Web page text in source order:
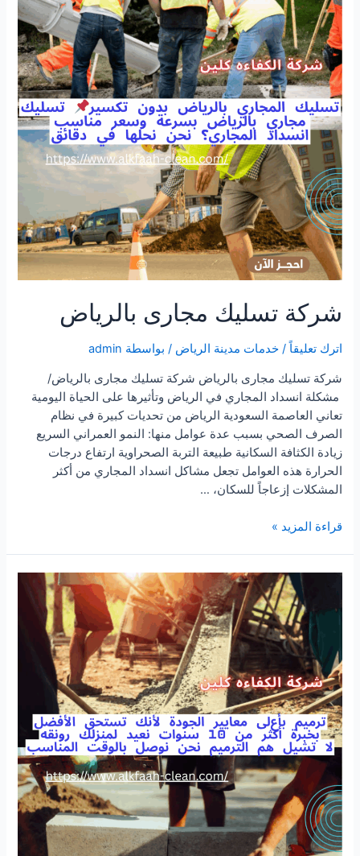
شركة تسليك مجارى بالرياض
اترك تعليقاً /خدمات مدينة الرياض / بواسطة admin
شركة تسليك مجارى بالرياض شركة تسليك مجارى بالرياض/
مشكلة انسداد المجاري في الرياض وتأثيرها على الحياة اليومية
تعاني العاصمة السعودية الرياض من تحديات كبيرة في نظام
الصرف الصحي بسبب عدة عوامل منها: النمو العمراني السريع
زيادة الكثافة السكانية طبيعة التربة الصحراوية ارتفاع درجات
الحرارة هذه العوامل تجعل مشاكل انسداد المجاري من أكثر
المشكلات إزعاجاً للسكان، …
شركة
قراءة المزيد »